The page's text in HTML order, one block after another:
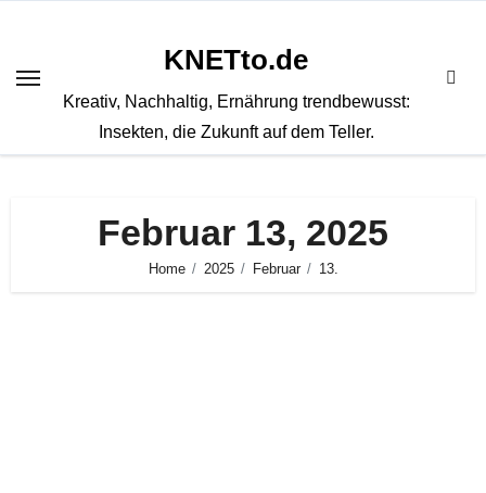
springen
KNETto.de
Kreativ, Nachhaltig, Ernährung trendbewusst:
Insekten, die Zukunft auf dem Teller.
Februar 13, 2025
Home 2025 Februar 13.